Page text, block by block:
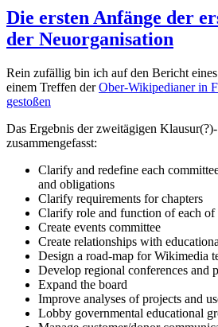
Die ersten Anfänge der
der Neuorganisation
Rein zufällig bin ich auf den Bericht
einem Treffen derOber-Wikipedianer in
gestoßen
Das Ergebnis der zweitägigen
zusammengefasst:
Clarify and redefine each
and obligations
Clarify requirements for chapters
Clarify role and function of each
Create events committee
Create relationships with
Design a road-map for Wikimedia
Develop regional conferences and
Expand the board
Improve analyses of projects and
Lobby governmental educational